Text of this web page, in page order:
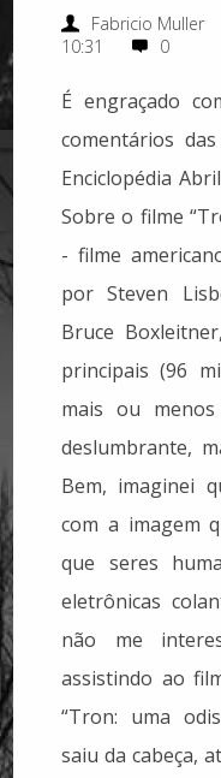
Fabricio Muller
10:31
0
É engraçado
comentários
Enciclopédia
Sobre o filme
- filme
por Steven
Bruce
principais (96
mais ou
deslumbrante,
Bem, imaginei
com a imagem
que seres
eletrônicas
não me
assistindo ao
“Tron: uma
saiu da cabeça,